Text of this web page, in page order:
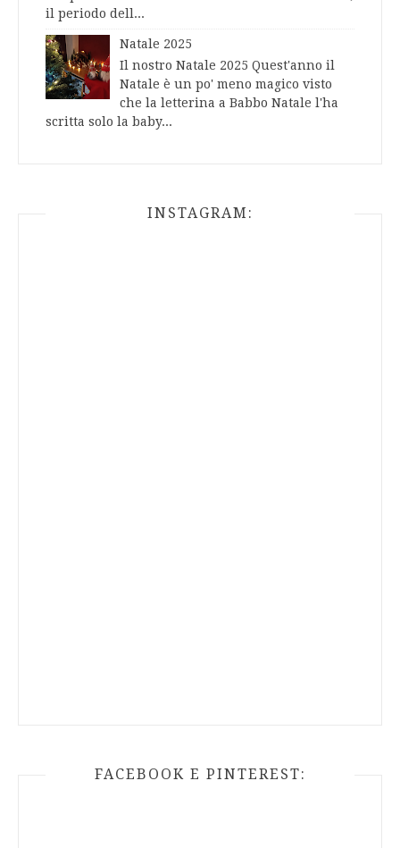
il periodo dell...
Natale 2025
Il nostro Natale 2025 Quest'anno il
Natale è un po' meno magico visto
che la letterina a Babbo Natale l'ha
scritta solo la baby...
INSTAGRAM:
FACEBOOK E PINTEREST: